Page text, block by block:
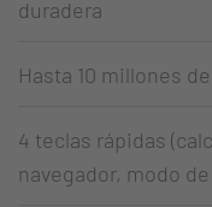
duradera
Hasta 10 millones
4 teclas rápidas
navegador, modo